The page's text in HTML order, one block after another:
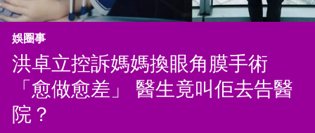
娛圈事
洪卓立控訴媽媽換眼角膜手術
「愈做愈差」 醫生竟叫佢去告醫
院？